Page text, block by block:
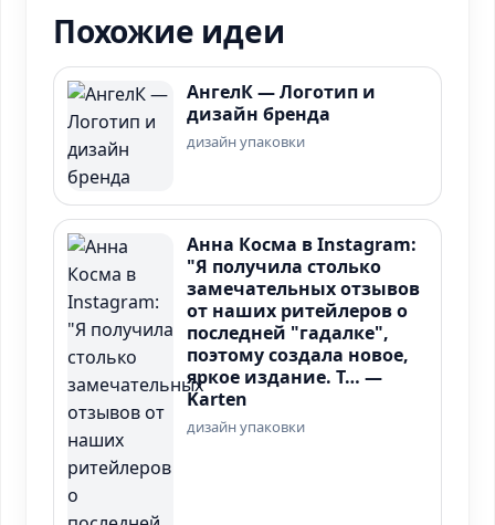
Похожие идеи
АнгелК — Логотип и
дизайн бренда
дизайн упаковки
Анна Косма в Instagram:
"Я получила столько
замечательных отзывов
от наших ритейлеров о
последней "гадалке",
поэтому создала новое,
яркое издание. Т… —
Karten
дизайн упаковки